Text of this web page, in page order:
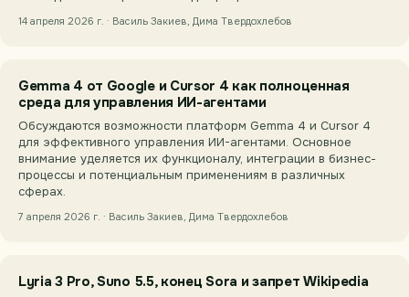
14 апреля 2026 г. · Василь Закиев, Дима Твердохлебов
Gemma 4 от Google и Cursor 4 как полноценная
среда для управления ИИ-агентами
Обсуждаются возможности платформ Gemma 4 и Cursor 4
для эффективного управления ИИ-агентами. Основное
внимание уделяется их функционалу, интеграции в бизнес-
процессы и потенциальным применениям в различных
сферах.
7 апреля 2026 г. · Василь Закиев, Дима Твердохлебов
Lyria 3 Pro, Suno 5.5, конец Sora и запрет Wikipedia